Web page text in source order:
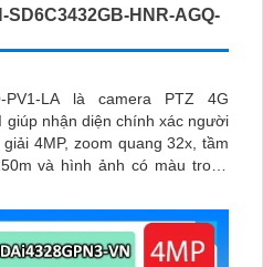
SD6C3432GB-HNR-AGQ-
PV1-LA là camera PTZ 4G
giúp nhận diện chính xác người
và hình ảnh có màu trong